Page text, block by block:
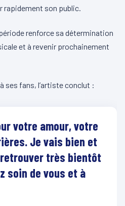
rapidement son public.
renforce sa détermination
et à revenir prochainement
ses fans, l’artiste conclut :
votre amour, votre
Je vais bien et
retrouver très bientôt
soin de vous et à